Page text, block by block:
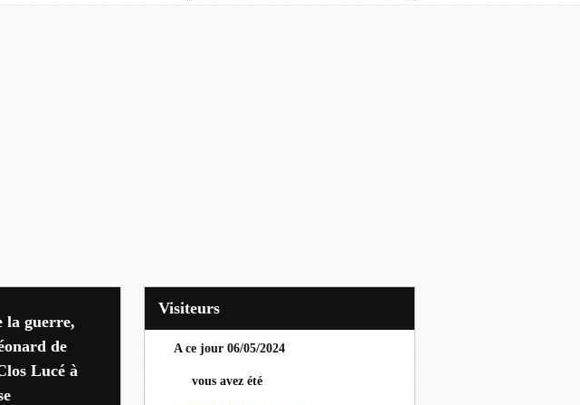
la guerre,
de
Lucé à
Visiteurs
A ce jour 06/05/2024
vous avez été